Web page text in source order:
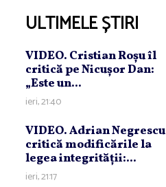
ULTIMELE ȘTIRI
VIDEO. Cristian Roşu îl
critică pe Nicuşor Dan:
„Este un...
ieri, 21:40
VIDEO. Adrian Negrescu
critică modificările la
legea integrităţii:...
ieri, 21:17